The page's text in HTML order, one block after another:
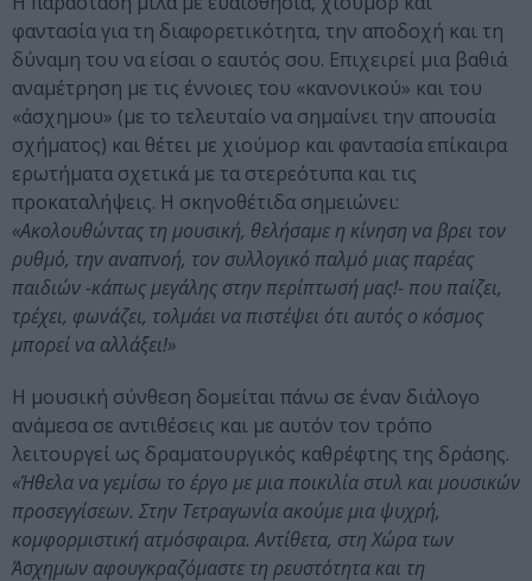
φαντασία για τη διαφορετικότητα, την αποδοχή και τη
δύναμη του να είσαι ο εαυτός σου. Επιχειρεί μια βαθιά
αναμέτρηση με τις έννοιες του «κανονικού» και του
«άσχημου» (με το τελευταίο να σημαίνει την απουσία
σχήματος) και θέτει με χιούμορ και φαντασία επίκαιρα
ερωτήματα σχετικά με τα στερεότυπα και τις
προκαταλήψεις. Η σκηνοθέτιδα σημειώνει:
«Ακολουθώντας τη μουσική, θελήσαμε η κίνηση να βρει τον
ρυθμό, την αναπνοή, τον συλλογικό παλμό μιας παρέας
παιδιών -κάπως μεγάλης στην περίπτωσή μας!- που παίζει,
τρέχει, φωνάζει, τολμάει να πιστέψει ότι αυτός ο κόσμος
μπορεί να αλλάξει!»
Η μουσική σύνθεση δομείται πάνω σε έναν διάλογο
ανάμεσα σε αντιθέσεις και με αυτόν τον τρόπο
λειτουργεί ως δραματουργικός καθρέφτης της δράσης.
«Ήθελα να γεμίσω το έργο με μια ποικιλία στυλ και μουσικών
προσεγγίσεων. Στην Τετραγωνία ακούμε μια ψυχρή,
κομφορμιστική ατμόσφαιρα. Αντίθετα, στη Χώρα των
Άσχημων αφουγκραζόμαστε τη ρευστότητα και τη